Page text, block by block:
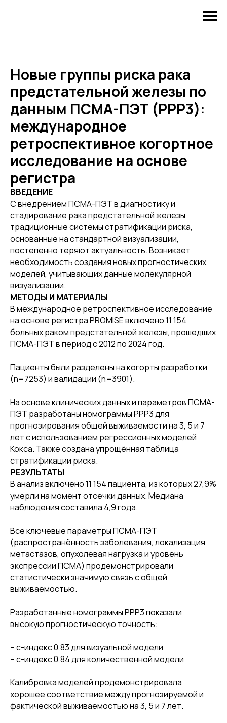
Новые группы риска рака
предстательной железы по
данным ПСМА-ПЭТ (PPP3):
международное
ретроспективное когортное
исследование на основе
регистра
ВВЕДЕНИЕ
С внедрением ПСМА-ПЭТ в диагностику и
стадирование рака предстательной железы
традиционные системы стратификации риска,
основанные на стандартной визуализации,
постепенно теряют актуальность. Возникает
необходимость создания новых прогностических
моделей, учитывающих данные молекулярной
визуализации.
МЕТОДЫ И МАТЕРИАЛЫ
В международное ретроспективное исследование
на основе регистра PROMISE включено 11 154
больных раком предстательной железы, прошедших
ПСМА-ПЭТ в период с 2012 по 2024 год.
Пациенты были разделены на когорты разработки
(n=7253) и валидации (n=3901).
На основе клинических данных и параметров ПСМА-
ПЭТ разработаны номограммы PPP3 для
прогнозирования общей выживаемости на 3, 5 и 7
лет с использованием регрессионных моделей
Кокса. Также создана упрощённая таблица
стратификации риска.
РЕЗУЛЬТАТЫ
В анализ включено 11 154 пациента, из которых 27,9%
умерли на момент отсечки данных. Медиана
наблюдения составила 4,9 года.
Все ключевые параметры ПСМА-ПЭТ
(распространённость заболевания, локализация
метастазов, опухолевая нагрузка и уровень
экспрессии ПСМА) продемонстрировали
статистически значимую связь с общей
выживаемостью.
Разработанные номограммы PPP3 показали
высокую прогностическую точность:
– c-индекс 0,83 для визуальной модели
– c-индекс 0,84 для количественной модели
Калибровка моделей продемонстрировала
хорошее соответствие между прогнозируемой и
фактической выживаемостью на 3, 5 и 7 лет.